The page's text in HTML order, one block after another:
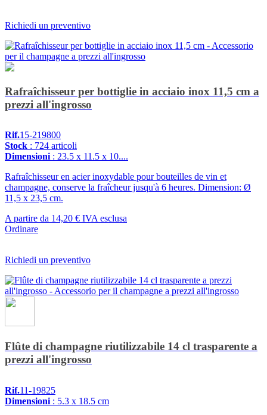
Richiedi un preventivo
Rafraîchisseur per bottiglie in acciaio inox 11,5 cm a
prezzi all'ingrosso
Rif.15-219800
Stock : 724 articoli
Dimensioni: 23.5 x 11.5 x 10....
Rafraîchisseur en acier inoxydable pour bouteilles de vin et
champagne, conserve la fraîcheur jusqu'à 6 heures. Dimension: Ø
11,5 x 23,5 cm.
A partire da 14,20 € IVA esclusa
Ordinare
Richiedi un preventivo
Flûte di champagne riutilizzabile 14 cl trasparente a
prezzi all'ingrosso
Rif.11-19825
Dimensioni : 5.3 x 18.5 cm